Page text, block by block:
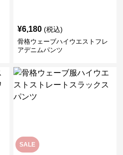
¥6,180 (税込)
骨格ウェーブハイウエストフレ
アデニムパンツ
SALE